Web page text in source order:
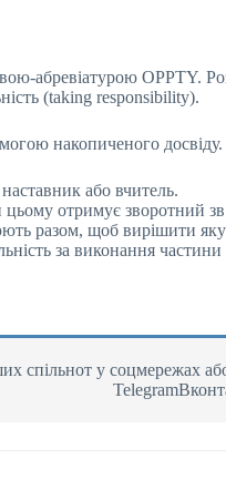
абревіатурою
(taking responsibility).
накопиченого досвіду.
або вчитель.
отримує зворотний
разом, щоб вирішити
за виконання частини
спільнот у соцмережах